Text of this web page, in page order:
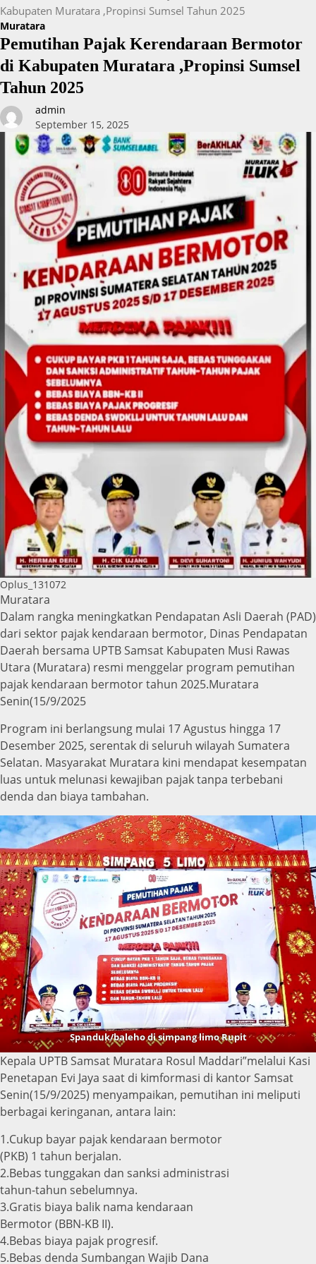
Kabupaten Muratara ,Propinsi Sumsel Tahun 2025
Muratara
Pemutihan Pajak Kerendaraan Bermotor
di Kabupaten Muratara ,Propinsi Sumsel
Tahun 2025
admin
September 15, 2025
Oplus_131072
Muratara
Dalam rangka meningkatkan Pendapatan Asli Daerah (PAD)
dari sektor pajak kendaraan bermotor, Dinas Pendapatan
Daerah bersama UPTB Samsat Kabupaten Musi Rawas
Utara (Muratara) resmi menggelar program pemutihan
pajak kendaraan bermotor tahun 2025.Muratara
Senin(15/9/2025
Program ini berlangsung mulai 17 Agustus hingga 17
Desember 2025, serentak di seluruh wilayah Sumatera
Selatan. Masyarakat Muratara kini mendapat kesempatan
luas untuk melunasi kewajiban pajak tanpa terbebani
denda dan biaya tambahan.
Spanduk/baleho di simpang limo Rupit
Kepala UPTB Samsat Muratara Rosul Maddari”melalui Kasi
Penetapan Evi Jaya saat di kimformasi di kantor Samsat
Senin(15/9/2025) menyampaikan, pemutihan ini meliputi
berbagai keringanan, antara lain:
1.Cukup bayar pajak kendaraan bermotor
(PKB) 1 tahun berjalan.
2.Bebas tunggakan dan sanksi administrasi
tahun-tahun sebelumnya.
3.Gratis biaya balik nama kendaraan
Bermotor (BBN-KB II).
4.Bebas biaya pajak progresif.
5.Bebas denda Sumbangan Wajib Dana